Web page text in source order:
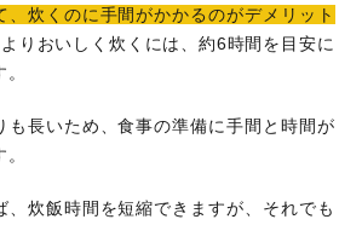
、炊くのに手間がかかるのがデメリット
りおいしく炊くには、約6時間を目安に
も長いため、食事の準備に手間と時間が
、炊飯時間を短縮できますが、それでも